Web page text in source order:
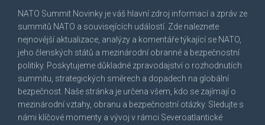
NATO Summit Novinky je váš hlavní zdroj informací a zpráv ze
summitů NATO a souvisejících událostí. Zde naleznete
nejnovější aktualizace, analýzy a komentáře týkající se NATO,
jeho členských států a mezinárodní obranné a bezpečnostní
politiky. Poskytujeme důkladné zpravodajství o rozhodnutích
summitu, strategických směrech a dopadech na globální
bezpečnost. Naše stránka je určena všem, kdo se zajímají o
mezinárodní vztahy, obranu a bezpečnostní otázky. Sledujte s
námi klíčové momenty a vývoj v rámci Severoatlantické